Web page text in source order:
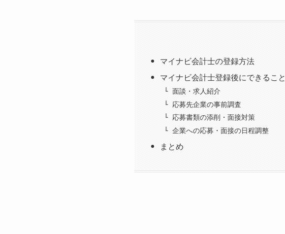
マイナビ会計士の登録方法
マイナビ会計士登録後にできること
面談・求人紹介
応募先企業の事前調査
応募書類の添削・面接対策
企業への応募・面接の日程調整
まとめ